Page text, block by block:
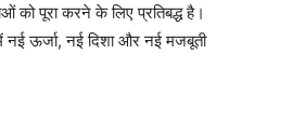
को पूरा करने के लिए प्रतिबद्ध है।
नई ऊर्जा, नई दिशा और नई मजबूती